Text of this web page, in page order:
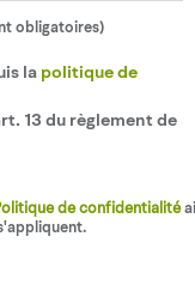
obligatoires)
la politique de
13 du règlement de
de confidentialité